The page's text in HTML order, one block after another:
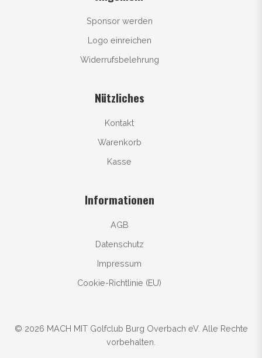
Sponsor werden
Logo einreichen
Widerrufsbelehrung
Nützliches
Kontakt
Warenkorb
Kasse
Informationen
AGB
Datenschutz
Impressum
Cookie-Richtlinie (EU)
© 2026 MACH MIT Golfclub Burg Overbach eV. Alle Rechte
vorbehalten.